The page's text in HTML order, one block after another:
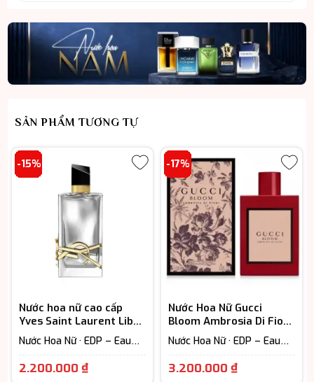
SẢN PHẨM TƯƠNG TỰ
-15%
Nước hoa nữ cao cấp
Yves Saint Laurent Libre
L’Absolu Platine EDP
Nước Hoa Nữ · EDP – Eau
7-12h) · Floral – Hương hoa
2.200.000₫Khoảng
-17%
Nước Hoa Nữ Gucci
Bloom Ambrosia Di Fiori
EDP Intense
Nước Hoa Nữ · EDP – Eau
7-12h) · Floral – Hương hoa
3.200.000 ₫Giá